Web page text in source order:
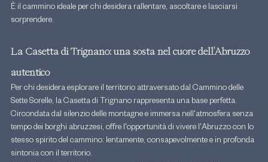
È il cammino ideale per chi desidera rallentare, ascoltare e lasciarsi
sorprendere.
La Casetta di Trignano: una sosta nel cuore dell'Abruzzo
autentico
Per chi desidera esplorare il territorio attraversato dal Cammino delle
Sette Sorelle, la Casetta di Trignano rappresenta una base perfetta.
Circondata dal silenzio delle montagne e immersa nell'atmosfera senza
tempo dei borghi abruzzesi, offre l'opportunità di vivere l'Abruzzo con lo
stesso spirito del cammino: lentamente, consapevolmente e in profonda
sintonia con il territorio.